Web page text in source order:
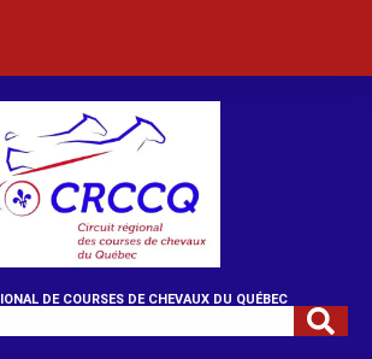
DE COURSES DE CHEVAUX DU QUÉBEC